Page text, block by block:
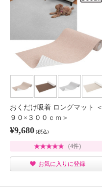
おくだけ吸着 ロングマット ＜
９０×３００ｃｍ＞
¥9,680 (税込)
(4件)
お気に入りに登録